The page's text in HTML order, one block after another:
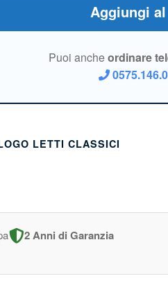
Aggiungi
Puoi ancheordinare
LETTI CLASSICI
2 Anni di Garanzia